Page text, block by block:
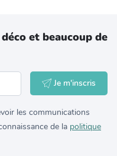
et beaucoup de
Je m'inscris
les communications
de la politique